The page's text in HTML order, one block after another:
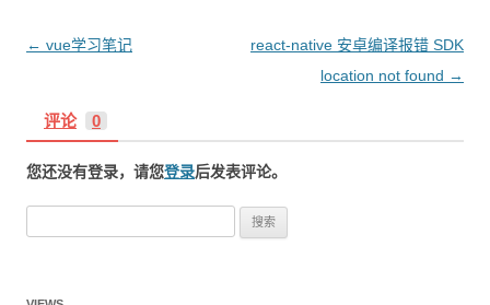
文
航
← vue学习笔记
react-native 安卓编译报错 SDK
location not found →
评论 0
您还没有登录，请您登录后发表评论。